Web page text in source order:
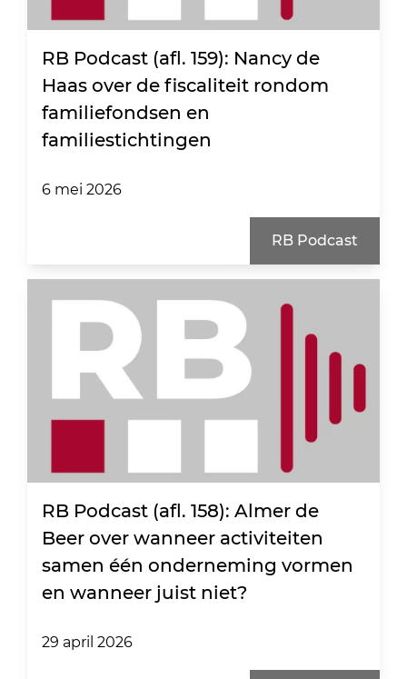
RB Podcast (afl. 159): Nancy de
Haas over de fiscaliteit rondom
familiefondsen en
familiestichtingen
6 mei 2026
RB Podcast
RB Podcast (afl. 158): Almer de
Beer over wanneer activiteiten
samen één onderneming vormen
en wanneer juist niet?
29 april 2026